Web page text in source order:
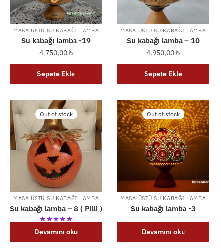
MASA ÜSTÜ SU KABAĞI LAMBA
Su kabağı lamba -19
4.750,00₺
Sepete Ekle
MASA ÜSTÜ SU KABAĞI LAMBA
Su kabağı lamba – 10
4.950,00₺
Sepete Ekle
Out of stock
MASA ÜSTÜ SU KABAĞI LAMBA
Su kabağı lamba – 8 ( Pilli )
Devamını oku
Out of stock
MASA ÜSTÜ SU KABAĞI LAMBA
Su kabağı lamba -3
Devamını oku